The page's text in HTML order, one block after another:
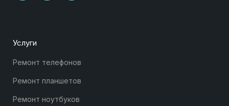
Услуги
Ремонт телефонов
Ремонт планшетов
Ремонт ноутбуков